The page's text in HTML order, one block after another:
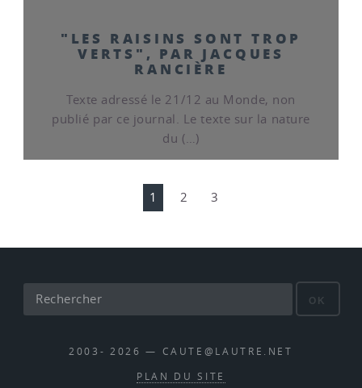
"LES RAISINS SONT TROP
VERTS", PAR JACQUES
RANCIÈRE
Texte adressé le 21/12 au Monde, non
publié par ce journal. Le texte sur la nature
du (…)
1 2 3
OK
2003- 2026 — CAUTE@LAUTRE.NET
PLAN DU SITE